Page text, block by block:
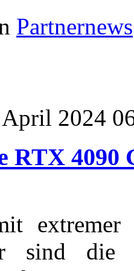
Partnernews
2024
RTX 4090
extremer
sind die